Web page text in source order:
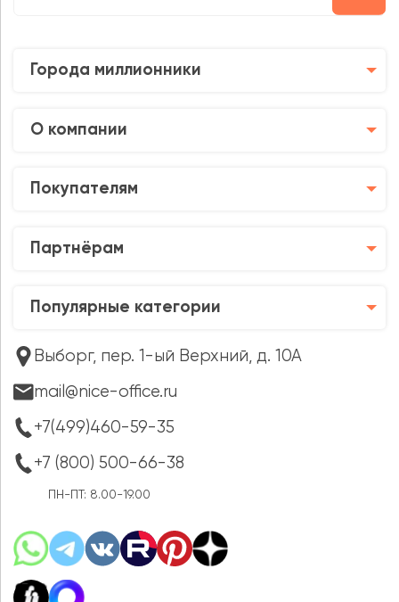
Города миллионники
О компании
Покупателям
Партнёрам
Популярные категории
Выборг, пер. 1-ый Верхний, д. 10А
mail@nice-office.ru
+7(499)460-59-35
+7 (800) 500-66-38
ПН-ПТ: 8.00-19.00